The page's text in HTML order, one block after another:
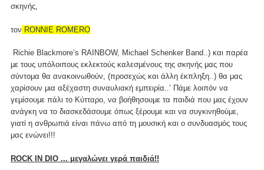
σκηνής,
τον RONNIE ROMERO
Richie Blackmore’s RAINBOW, Michael Schenker Band..) και παρέα
με τους υπόλοιπους εκλεκτούς καλεσμένους της σκηνής μας που
σύντομα θα ανακοινωθούν, (προσεχώς και άλλη έκπληξη..) θα μας
χαρίσουν μια αξέχαστη συναυλιακή εμπειρία..’ Πάμε λοιπόν να
γεμίσουμε πάλι το Κύτταρο, να βοήθησουμε τα παιδιά που μας έχουν
ανάγκη να το διασκεδάσουμε όπως ξέρουμε και να συγκινηθούμε,
γιατί η ανθρωπιά είναι πάνω από τη μουσική και ο συνδυασμός τους
μας ενώνει!!!
ROCK IN DIO ... μεγαλώνει γερά παιδιά!!